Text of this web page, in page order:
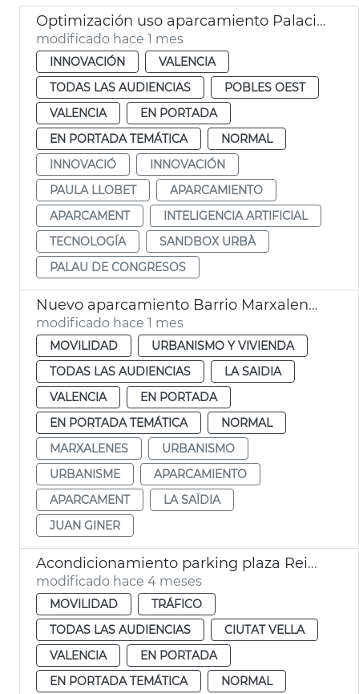
Optimización uso aparcamiento Palacio de Congresos por el Sandbox Urbà
modificado hace 1 mes
INNOVACIÓN
VALENCIA
TODAS LAS AUDIENCIAS
POBLES OEST
VALENCIA
EN PORTADA
EN PORTADA TEMÁTICA
NORMAL
INNOVACIÓ
INNOVACIÓN
PAULA LLOBET
APARCAMIENTO
APARCAMENT
INTELIGENCIA ARTIFICIAL
TECNOLOGÍA
SANDBOX URBÀ
PALAU DE CONGRESOS
Nuevo aparcamiento Barrio Marxalenes València
modificado hace 1 mes
MOVILIDAD
URBANISMO Y VIVIENDA
TODAS LAS AUDIENCIAS
LA SAIDIA
VALENCIA
EN PORTADA
EN PORTADA TEMÁTICA
NORMAL
MARXALENES
URBANISMO
URBANISME
APARCAMIENTO
APARCAMENT
LA SAÏDIA
JUAN GINER
Acondicionamiento parking plaza Reina València
modificado hace 4 meses
MOVILIDAD
TRÁFICO
TODAS LAS AUDIENCIAS
CIUTAT VELLA
VALENCIA
EN PORTADA
EN PORTADA TEMÁTICA
NORMAL